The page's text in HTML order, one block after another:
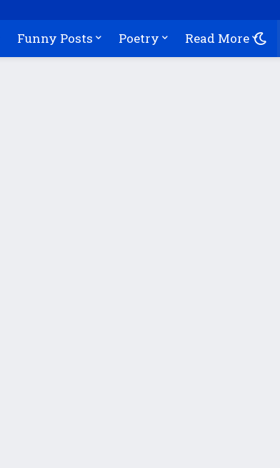
Funny Posts Poetry Read More